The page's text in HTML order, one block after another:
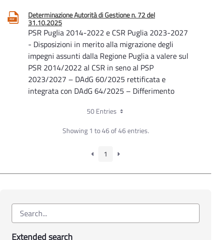
Determinazione Autorità di Gestione n. 72 del
31.10.2025
PSR Puglia 2014-2022 e CSR Puglia 2023-2027
- Disposizioni in merito alla migrazione degli
impegni assunti dalla Regione Puglia a valere sul
PSR 2014/2022 al CSR in seno al PSP
2023/2027 – DAdG 60/2025 rettificata e
integrata con DAdG 64/2025 – Differimento
- Rettifica della DAdG 60/2025 e ulteriori
impegni assunti dalla Regione Puglia a valere sul
Determinazione Autorità di Gestione n. 60 del
50 Entries
Showing 1 to 46 of 46 entries.
1
Extended search